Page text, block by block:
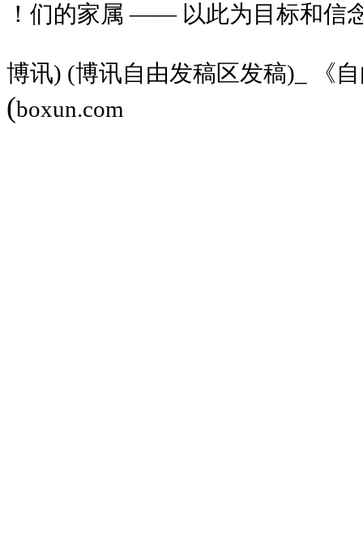
们的家属 —— 以此为目标和信念
(博讯
boxun.com
)